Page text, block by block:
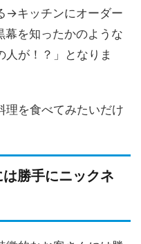
→キッチンにオーダー
を知ったかのような
人が！？」となりま
理を食べてみたいだけ
勝手にニックネ